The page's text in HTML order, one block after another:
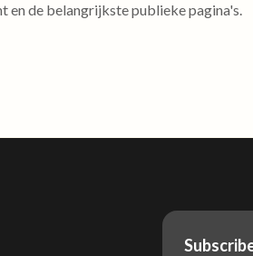
en de belangrijkste publieke pagina's.